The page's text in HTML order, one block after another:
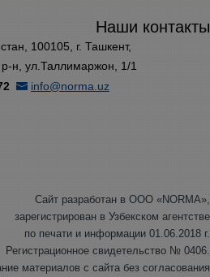
Наши контакты
100105, г. Ташкент,
н, ул.Таллимаржон, 1/1
info@norma.uz
Сайт разработан в ООО «NORMA»,
зарегистрирован в Узбекском агентстве
по печати и информации 01.06.2018 г.
Регистрационное свидетельство № 0406.
материалов с сайта без согласования